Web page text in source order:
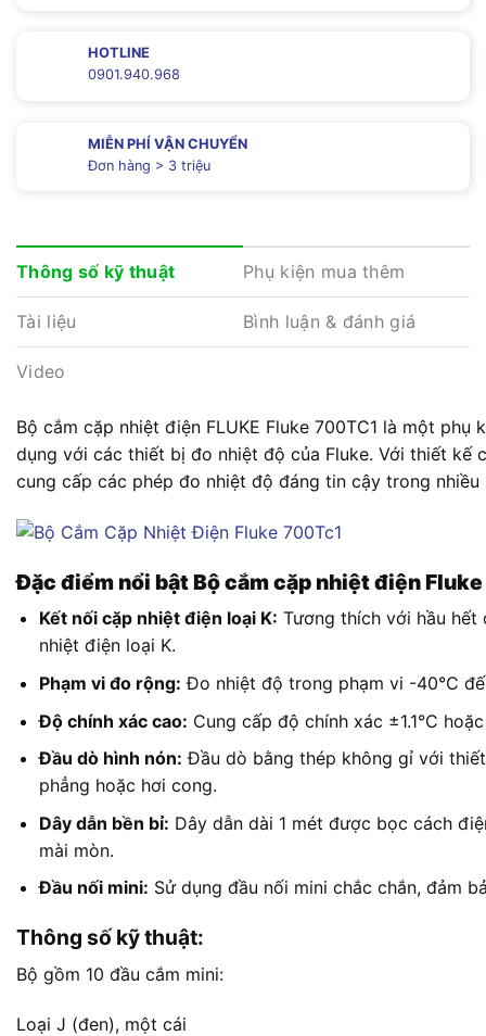
HOTLINE
0901.940.968
MIỄN PHÍ VẬN CHUYỂN
Đơn hàng > 3 triệu
Thông số kỹ thuật Phụ kiện mua thêm
Tài liệu Bình luận & đánh giá
Video
Bộ cắm cặp nhiệt điện FLUKE Fluke 700TC1 là một
dụng với các thiết bị đo nhiệt độ của Fluke. Với thiết kế
cung cấp các phép đo nhiệt độ đáng tin cậy trong nhiều
Đặc điểm nổi bật Bộ cắm cặp nhiệt điện
Kết nối cặp nhiệt điện loại K: Tương thích với hầu
nhiệt điện loại K.
Phạm vi đo rộng: Đo nhiệt độ trong phạm vi -40°C
Độ chính xác cao: Cung cấp độ chính xác ±1.1°C
Đầu dò hình nón: Đầu dò bằng thép không gỉ với
phẳng hoặc hơi cong.
Dây dẫn bền bỉ: Dây dẫn dài 1 mét được bọc cách
mài mòn.
Đầu nối mini: Sử dụng đầu nối mini chắc chắn, đảm
Thông số kỹ thuật:
Bộ gồm 10 đầu cắm mini:
Loại J (đen), một cái